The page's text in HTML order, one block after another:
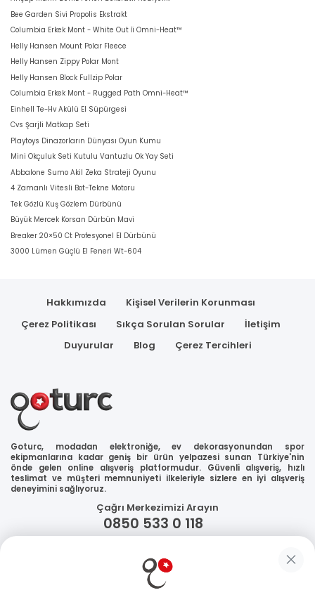
Bee Garden Sivi Propolis Ekstrakt
Columbia Erkek Mont - White Out İi Omni-Heat™
Helly Hansen Mount Polar Fleece
Helly Hansen Zippy Polar Mont
Helly Hansen Block Fullzip Polar
Columbia Erkek Mont - Rugged Path Omni-Heat™
Einhell Te-Hv Akülü El Süpürgesi
Cvs Şarjli Matkap Seti
Playtoys Dinazorların Dünyası Oyun Kumu
Mini Okçuluk Seti Kutulu Vantuzlu Ok Yay Seti
Abbalone Sumo Akil Zeka Strateji Oyunu
4 Zamanlı Vitesli Bot-Tekne Motoru
Tek Gözlü Kuş Gözlem Dürbünü
Büyük Mercek Korsan Dürbün Mavi
Breaker 20×50 Ct Profesyonel El Dürbünü
3000 Lümen Güçlü El Feneri Wt-604
Hakkımızda
Kişisel Verilerin Korunması
Çerez Politikası
Sıkça Sorulan Sorular
İletişim
Duyurular
Blog Çerez Tercihleri
Goturc, modadan elektroniğe, ev dekorasyonundan spor
ekipmanlarına kadar geniş bir ürün yelpazesi sunan Türkiye'nin
önde gelen online alışveriş platformudur. Güvenli alışveriş, hızlı
teslimat ve müşteri memnuniyeti ilkeleriyle sizlere en iyi alışveriş
deneyimini sağlıyoruz.
Çağrı Merkezimizi Arayın
0850 533 0 118
Güvenliğiniz